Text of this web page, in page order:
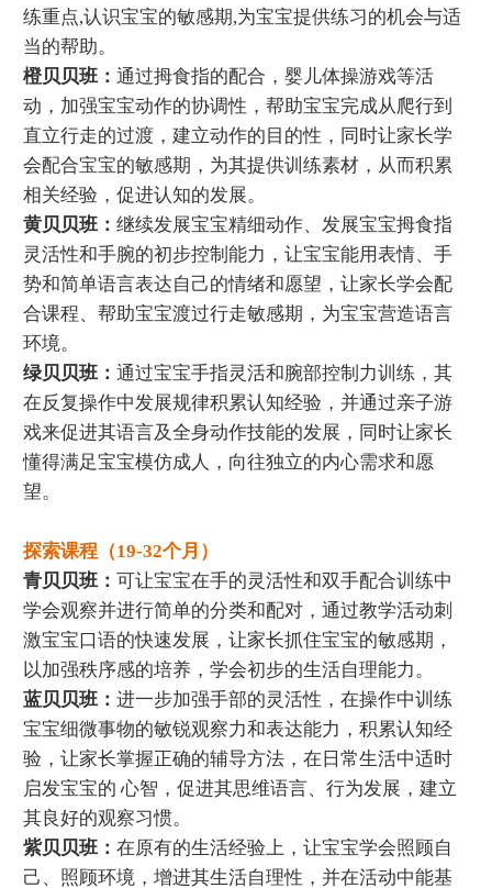
练重点,认识宝宝的敏感期,为宝宝提供练习的机会与适
当的帮助。
橙贝贝班： 通过拇食指的配合，婴儿体操游戏等活
动，加强宝宝动作的协调性，帮助宝宝完成从爬行到
直立行走的过渡，建立动作的目的性，同时让家长学
会配合宝宝的敏感期，为其提供训练素材，从而积累
相关经验，促进认知的发展。
黄贝贝班： 继续发展宝宝精细动作、发展宝宝拇食指
灵活性和手腕的初步控制能力，让宝宝能用表情、手
势和简单语言表达自己的情绪和愿望，让家长学会配
合课程、帮助宝宝渡过行走敏感期，为宝宝营造语言
环境。
绿贝贝班： 通过宝宝手指灵活和腕部控制力训练，其
在反复操作中发展规律积累认知经验，并通过亲子游
戏来促进其语言及全身动作技能的发展，同时让家长
懂得满足宝宝模仿成人，向往独立的内心需求和愿
望。
探索课程（19-32个月）
青贝贝班： 可让宝宝在手的灵活性和双手配合训练中
学会观察并进行简单的分类和配对，通过教学活动刺
激宝宝口语的快速发展，让家长抓住宝宝的敏感期，
以加强秩序感的培养，学会初步的生活自理能力。
蓝贝贝班： 进一步加强手部的灵活性，在操作中训练
宝宝细微事物的敏锐观察力和表达能力，积累认知经
验，让家长掌握正确的辅导方法，在日常生活中适时
启发宝宝的 心智，促进其思维语言、行为发展，建立
其良好的观察习惯。
紫贝贝班： 在原有的生活经验上，让宝宝学会照顾自
己、照顾环境，增进其生活自理性，并在活动中能基